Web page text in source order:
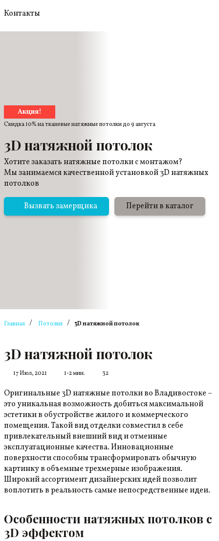
Контакты
Акция!
Скидка 10% на тканевые натяжные потолки до9 августа
3D натяжной потолок
Хотите заказать натяжные потолки с монтажом?
Мы занимаемся качественной установкой 3D натяжных
потолков
Вызвать замерщика Перейти в каталог
Главная / Потолки / 3D натяжной потолок
3D натяжной потолок
17 Июл, 2021 1-2 мин. 32
Оригинальные 3D натяжные потолки во Владивостоке –
это уникальная возможность добиться максимальной
эстетики в обустройстве жилого и коммерческого
помещения. Такой вид отделки совместил в себе
привлекательный внешний вид и отменные
эксплуатационные качества. Инновационные
поверхности способны трансформировать обычную
картинку в объемные трехмерные изображения.
Широкий ассортимент дизайнерских идей позволит
воплотить в реальность самые непосредственные идеи.
Особенности натяжных потолков с
3D эффектом